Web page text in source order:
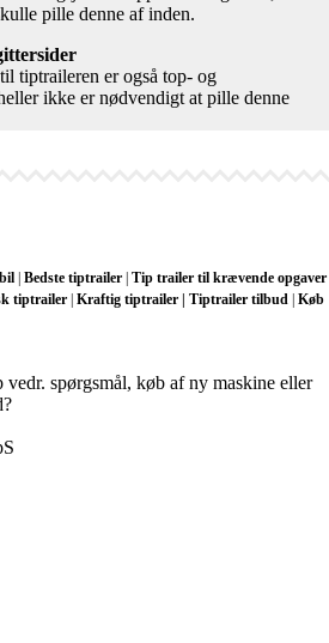
pille denne af inden.
tiptraileren er også top- og
ikke er nødvendigt at pille denne
| Bedste tiptrailer | Tip trailer til krævende opgaver
tiptrailer | Kraftig tiptrailer | Tiptrailer tilbud | Køb
spørgsmål, køb af ny maskine eller